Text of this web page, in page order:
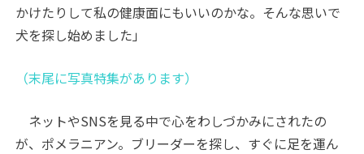
かけたりして私の健康面にもいいのかな。そんな思いで
犬を探し始めました」
（末尾に写真特集があります）
ネットやSNSを見る中で心をわしづかみにされたの
が、ポメラニアン。ブリーダーを探し、すぐに足を運ん